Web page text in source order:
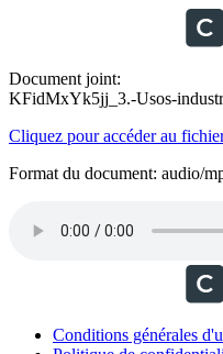
Document joint:
KFidMxYk5jj_3.-Usos-
Cliquez pour accéder au
Format du document: audio/
Conditions générales